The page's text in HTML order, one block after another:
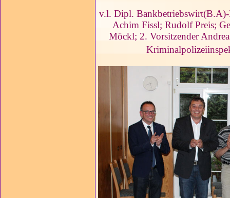
v.l. Dipl.
Achim Fissl; Rudolf Preis;
Möckl; 2. Vorsitzender